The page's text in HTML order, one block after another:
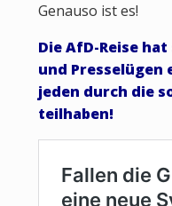
Genauso ist es!
Die AfD-Reise
und Presselügen
jeden durch die
teilhaben!